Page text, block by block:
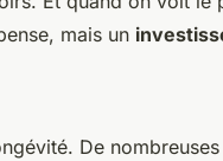
mais un
De